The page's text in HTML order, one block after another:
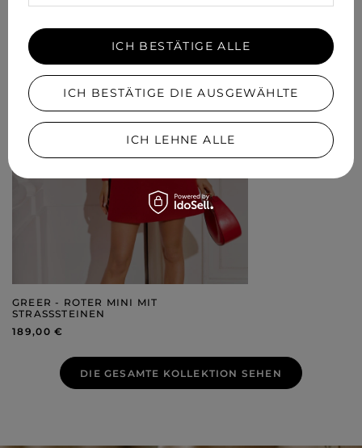
GREER - ROTER MINI MIT
STRASSSTEINEN
189,00 €
DIE GESAMTE KOLLEKTION SEHEN
ICH BESTÄTIGE DIE AUSGEWÄHLTE
ICH LEHNE ALLE
ICH BESTÄTIGE ALLE